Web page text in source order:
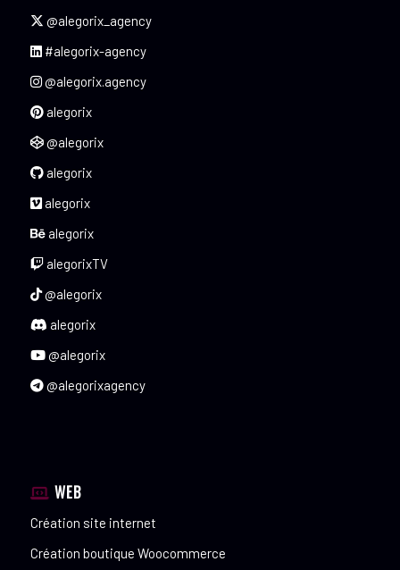
@alegorix_agency
#alegorix-agency
@alegorix.agency
alegorix
@alegorix
alegorix
alegorix
alegorix
alegorixTV
@alegorix
alegorix
@alegorix
@alegorixagency
WEB
Création site internet
Création boutique Woocommerce